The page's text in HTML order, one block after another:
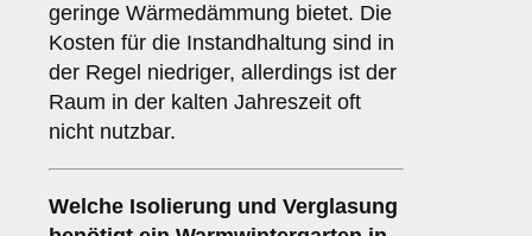
geringe Wärmedämmung bietet. Die
Kosten für die Instandhaltung sind in
der Regel niedriger, allerdings ist der
Raum in der kalten Jahreszeit oft
nicht nutzbar.
Welche Isolierung und Verglasung